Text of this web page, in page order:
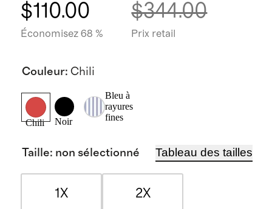
$110.00
Économisez 68 %
$344.00
Prix retail
Couleur: Chili
Chili Noir
Bleu à
rayures
fines
Taille: non sélectionné Tableau des tailles
1X 2X